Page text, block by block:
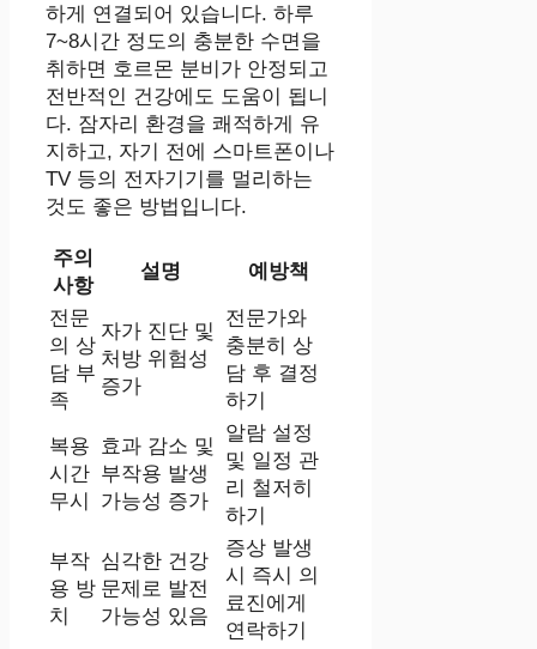
하게 연결되어 있습니다. 하루
7~8시간 정도의 충분한 수면을
취하면 호르몬 분비가 안정되고
전반적인 건강에도 도움이 됩니
다. 잠자리 환경을 쾌적하게 유
지하고, 자기 전에 스마트폰이나
TV 등의 전자기기를 멀리하는
것도 좋은 방법입니다.
주의
사항
설명 예방책
전문
의 상
담 부
족
자가 진단 및
처방 위험성
증가
전문가와
충분히 상
담 후 결정
하기
복용
시간
무시
효과 감소 및
부작용 발생
가능성 증가
알람 설정
및 일정 관
리 철저히
하기
부작
용 방
치
심각한 건강
문제로 발전
가능성 있음
증상 발생
시 즉시 의
료진에게
연락하기